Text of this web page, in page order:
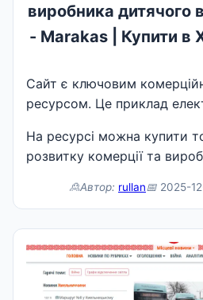
виробника дитячого
- Marakas | Купити в
Сайт є ключовим
ресурсом. Це приклад
На ресурсі можна купити
розвитку комерції та
🙎Автор: rullan📅 2025-